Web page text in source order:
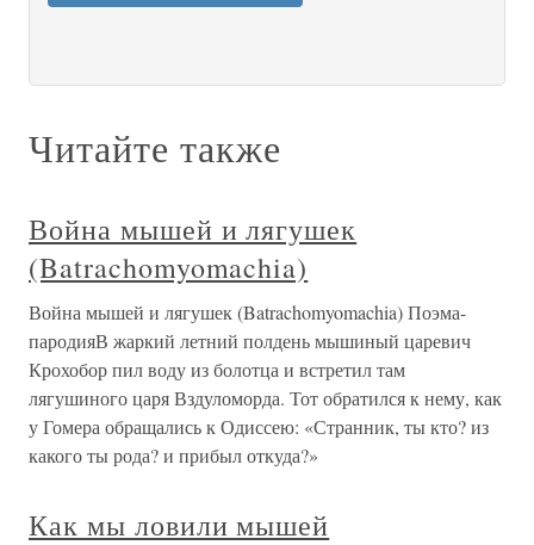
Читайте также
Война мышей и лягушек
(Batrachomyomachia)
Война мышей и лягушек (Batrachomyomachia) Поэма-
пародияВ жаркий летний полдень мышиный царевич
Крохобор пил воду из болотца и встретил там
лягушиного царя Вздуломорда. Тот обратился к нему, как
у Гомера обращались к Одиссею: «Странник, ты кто? из
какого ты рода? и прибыл откуда?»
Как мы ловили мышей